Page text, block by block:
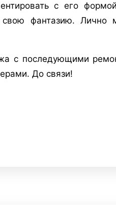
с его
фантазию. Лично
с последующими
До связи!